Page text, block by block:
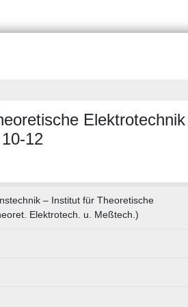
Elektrotechnik
12
– Institut für Theoretische
Elektrotech. u. Meßtech.)